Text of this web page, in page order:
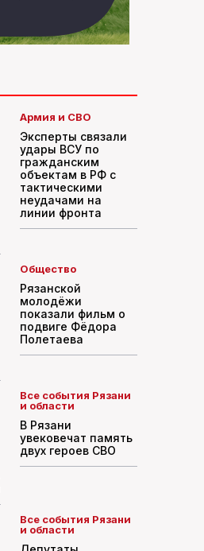
Армия и СВО
Эксперты связали
удары ВСУ по
гражданским
объектам в РФ с
тактическими
неудачами на
линии фронта
Общество
Рязанской
молодёжи
показали фильм о
подвиге Фёдора
Полетаева
Все события Рязани
и области
В Рязани
увековечат память
двух героев СВО
Все события Рязани
и области